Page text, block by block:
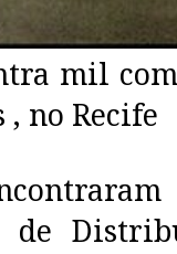
mil
no Recife
de